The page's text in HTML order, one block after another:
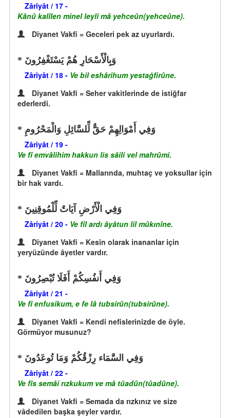
Zâriyât / 17 -
Kânû kalîlen minel leyli mâ yehceûn(yehceûne).
Diyanet Vakfi = Geceleri pek az uyurlardı.
وَبِالْأَسْحَارِ هُمْ يَسْتَغْفِرُونَ
Zâriyât / 18 - Ve bil eshârihum yestağfirûne.
Diyanet Vakfi = Seher vakitlerinde de istiğfar
ederlerdi.
وَفِي أَمْوَالِهِمْ حَقٌّ لِّلسَّائِلِ وَالْمَحْرُومِ
Zâriyât / 19 -
Ve fî emvâlihim hakkun lis sâili vel mahrûmi.
Diyanet Vakfi = Mallarında, muhtaç ve yoksullar için
bir hak vardı.
وَفِي الْأَرْضِ آيَاتٌ لِّلْمُوقِنِينَ
Zâriyât / 20 - Ve fîl ardı âyâtun lil mûkınîne.
Diyanet Vakfi = Kesin olarak inananlar için
yeryüzünde âyetler vardır.
وَفِي أَنفُسِكُمْ أَفَلَا تُبْصِرُونَ
Zâriyât / 21 -
Ve fî enfusikum, e fe lâ tubsirûn(tubsirûne).
Diyanet Vakfi = Kendi nefislerinizde de öyle.
Görmüyor musunuz?
وَفِي السَّمَاء رِزْقُكُمْ وَمَا تُوعَدُونَ
Zâriyât / 22 -
Ve fîs semâi rızkukum ve mâ tûadûn(tûadûne).
Diyanet Vakfi = Semada da rızkınız ve size
vâdedilen başka şeyler vardır.